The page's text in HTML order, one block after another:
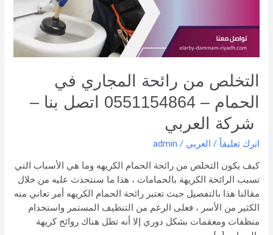
التخلص من رائحة المجاري في
الحمام – 0551154864 اتصل بنا –
شركة العربي
اترك تعليقاً / العربي /
admin
كيف يكون التخلص من رائحة الحمام الكريهه وما هي الأسباب التي
تسبب الرائحة الكريهة بالحمامات ، هذا ما سنتحدث عليه من خلال
مقالنا هذا بالتفصيل حيث تعتبر رائحة الحمام الكريهه أمر تعاني منه
الكثير من الأسر ، فعلى الرغم من التنظيف المستمر واستخدام
منظفات ومعقمات بشكل دوري إلا أنه تظل هناك روائح كريهة
اتصل
بنا –
شركة العربي